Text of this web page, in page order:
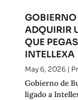
GOBIERNO
ADQUIRIR
QUE
INTELLEXA
May 6, 2026|
Gobierno de
ligado a